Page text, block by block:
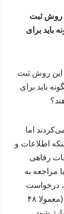
روش ثبت
باید برای
اما
اطلاعات و
رفاهی
مراجعه به
درخواست
خود را ثبت کنند تا در اسرع وقت (معمولا ۴۸